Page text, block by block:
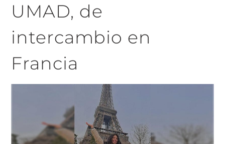
UMAD, de
intercambio en
Francia